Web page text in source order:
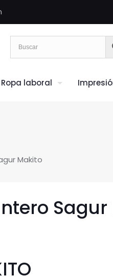
Ropa laboral
Makito